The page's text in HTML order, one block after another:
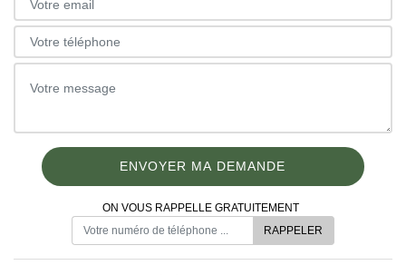
ON VOUS RAPPELLE GRATUITEMENT